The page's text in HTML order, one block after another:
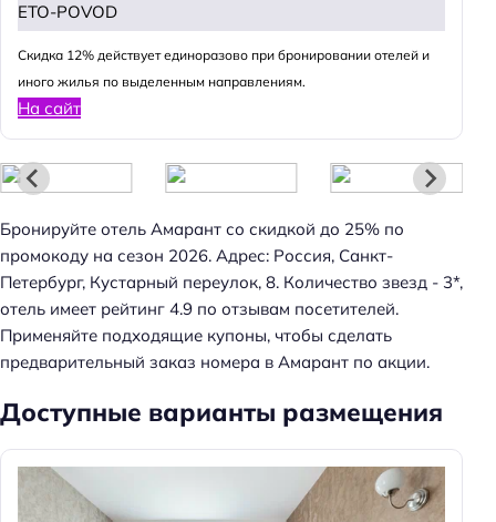
ETO-POVOD
Cкидка 12% действует единоразово при бронировании отелей и
иного жилья по выделенным направлениям.
На сайт
Бронируйте отель Амарант со скидкой до 25% по
промокоду на сезон 2026. Адрес: Россия, Санкт-
Петербург, Кустарный переулок, 8. Количество звезд - 3*,
отель имеет рейтинг 4.9 по отзывам посетителей.
Применяйте подходящие купоны, чтобы сделать
предварительный заказ номера в Амарант по акции.
Доступные варианты размещения